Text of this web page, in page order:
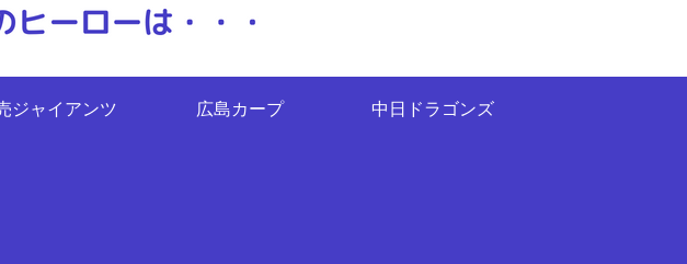
ジャイアンツ 広島カープ 中日ドラゴンズ